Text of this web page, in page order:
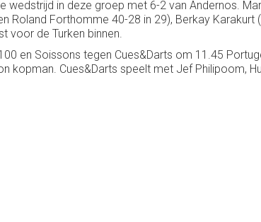
wedstrijd in deze groep met 6-2 van Andernos.
Roland Forthomme 40-28 in 29), Berkay
voor de Turken binnen.
en Soissons tegen Cues&Darts om 11.45
kopman. Cues&Darts speelt met Jef Philipoom,